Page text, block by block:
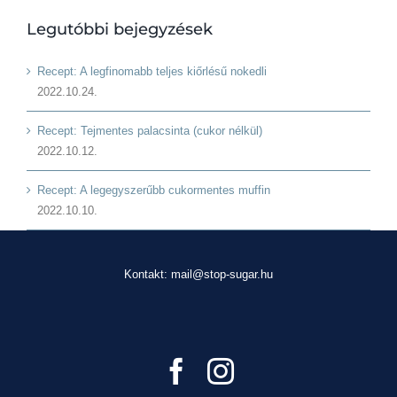
Legutóbbi bejegyzések
Recept: A legfinomabb teljes kiőrlésű nokedli
2022.10.24.
Recept: Tejmentes palacsinta (cukor nélkül)
2022.10.12.
Recept: A legegyszerűbb cukormentes muffin
2022.10.10.
Kontakt: mail@stop-sugar.hu